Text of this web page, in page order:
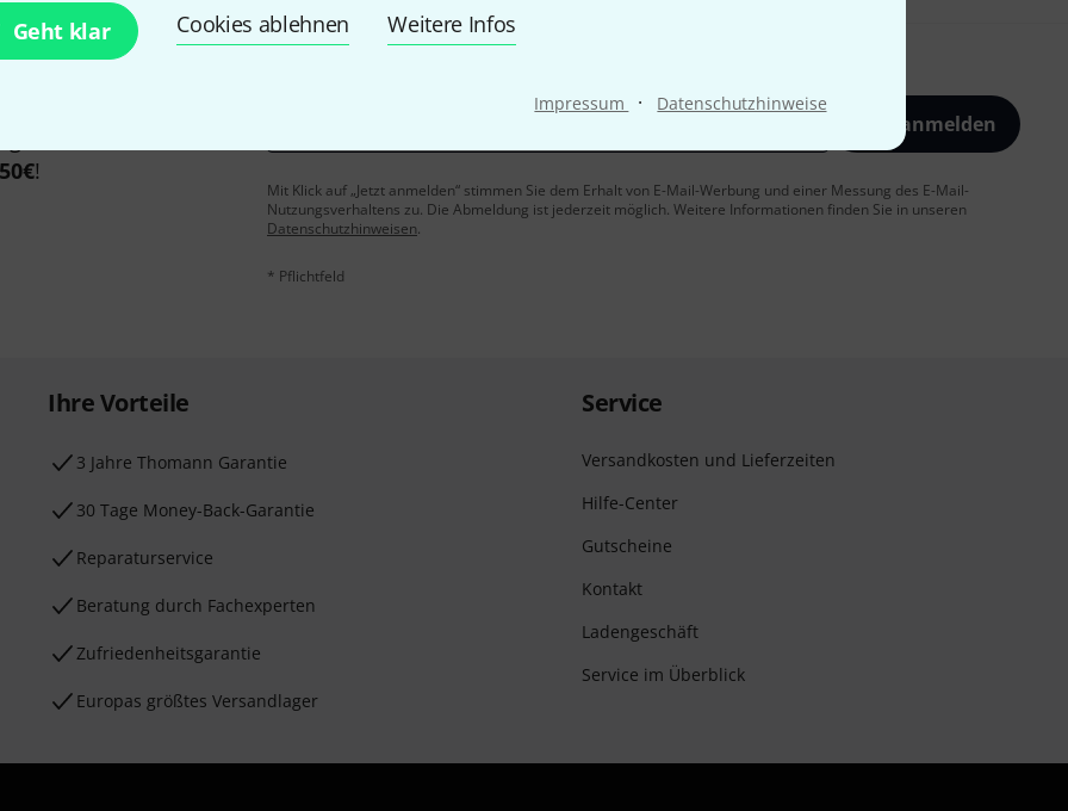
Geht klar Cookies ablehnen Weitere Infos
Impressum · Datenschutzhinweise
mit etwas Glück
50€!
Jetzt anmelden
Mit Klick auf „Jetzt anmelden“ stimmen Sie dem Erhalt von E-Mail-Werbung und einer Messung des E-Mail-
Nutzungsverhaltens zu. Die Abmeldung ist jederzeit möglich. Weitere Informationen finden Sie in unseren
Datenschutzhinweisen.
* Pflichtfeld
Ihre Vorteile
3 Jahre Thomann Garantie
30 Tage Money-Back-Garantie
Reparaturservice
Beratung durch Fachexperten
Zufriedenheitsgarantie
Europas größtes Versandlager
Service
Versandkosten und Lieferzeiten
Hilfe-Center
Gutscheine
Kontakt
Ladengeschäft
Service im Überblick